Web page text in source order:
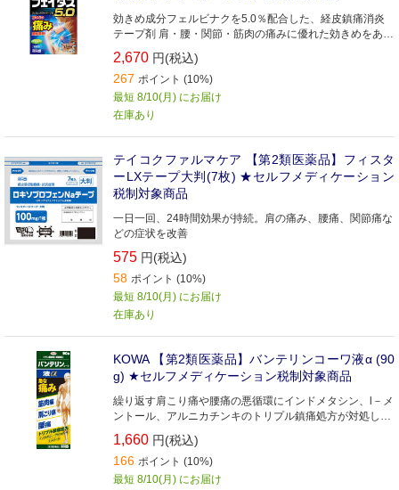
効きめ成分フェルビナクを5.0％配合した、経皮鎮痛消炎
テープ剤 肩・腰・関節・筋肉の痛みに優れた効きめをあら
わします ビタミンE配合により、患部の血行を促進します
lメントール3.5％配合で、さわやかな清涼感です 微香性な
ので、就寝時や人前でも気になりません 全方向伸縮で、肌
にピッタリフィットします 保存に便利なチャック付きです
2,670 円(税込)
267 ポイント (10%)
最短 8/10(月) にお届け
在庫あり
テイコクファルマケア 【第2類医薬品】フィスタ
ーLXテープ大判(7枚) ★セルフメディケーション
税制対象商品
一日一回、24時間効果が持続。肩の痛み、腰痛、関節痛な
どの症状を改善
575 円(税込)
58 ポイント (10%)
最短 8/10(月) にお届け
在庫あり
KOWA 【第2類医薬品】バンテリンコーワ液α (90
g) ★セルフメディケーション税制対象商品
繰り返す肩こり痛や腰痛の悪循環にインドメタシン、l－メ
ントール、アルニカチンキのトリプル鎮痛処方が対処しま
す
1,660 円(税込)
166 ポイント (10%)
最短 8/10(月) にお届け